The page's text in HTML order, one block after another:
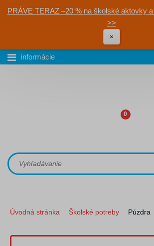
PRÁVE TERAZ –20 % na školské aktovky
>>
×
informácie
0
Úvodná stránka Školské potreby Púzdra